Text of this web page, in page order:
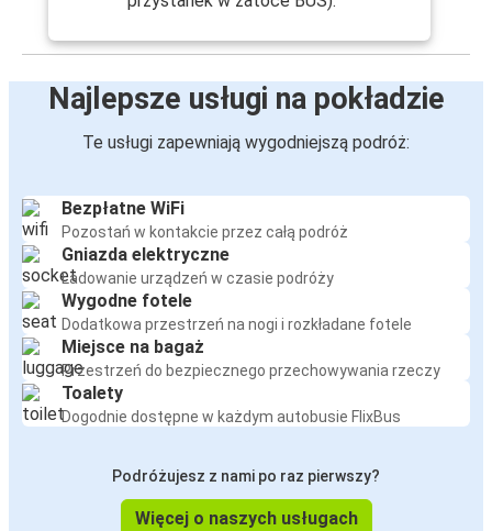
Najlepsze usługi na pokładzie
Te usługi zapewniają wygodniejszą podróż:
Bezpłatne WiFi
Pozostań w kontakcie przez całą podróż
Gniazda elektryczne
Ładowanie urządzeń w czasie podróży
Wygodne fotele
Dodatkowa przestrzeń na nogi i rozkładane fotele
Miejsce na bagaż
Przestrzeń do bezpiecznego przechowywania rzeczy
Toalety
Dogodnie dostępne w każdym autobusie FlixBus
Podróżujesz z nami po raz pierwszy?
Więcej o naszych usługach